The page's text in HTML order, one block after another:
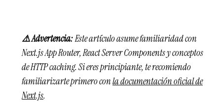
⚠️ Advertencia:Este artículo asume familiaridad con
Next.js App Router, React Server Components y conceptos
de HTTP caching. Si eres principiante, te recomiendo
familiarizarte primero conla documentación oficial de
Next.js.